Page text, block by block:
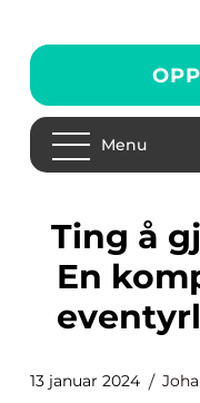
Menu
Ting å gjøre med barn:
En
13 januar 2024